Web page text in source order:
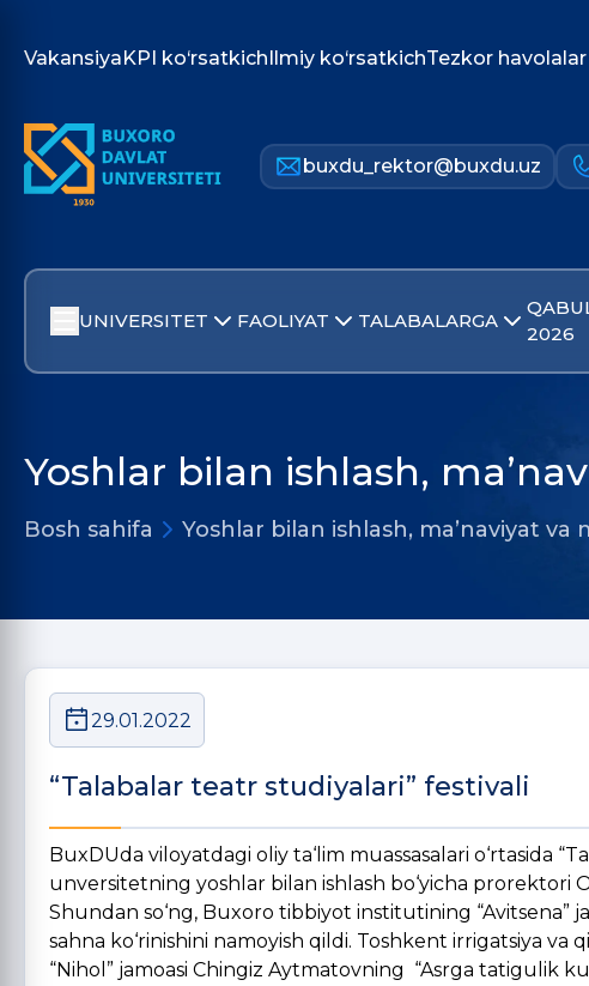
VakansiyaKPI ko‘rsatkichIlmiy ko‘rsatkichTezkor havolalar
buxdu_rektor@buxdu.uz
UNIVERSITET FAOLIYAT TALABALARGA
2026
Yoshlar bilan ishlash,
Bosh sahifa Yoshlar bilan ishlash, ma’naviyat va
29.01.2022
“Talabalar teatr studiyalari” festivali
BuxDUda viloyatdagi oliy ta‘lim muassasalari o‘rtasida
unversitetning yoshlar bilan ishlash bo‘yicha prorektori
Shundan so‘ng, Buxoro tibbiyot institutining “Avitsena”
sahna ko‘rinishini namoyish qildi. Toshkent irrigatsiya
“Nihol” jamoasi Chingiz Aytmatovning “Asrga tatigulik